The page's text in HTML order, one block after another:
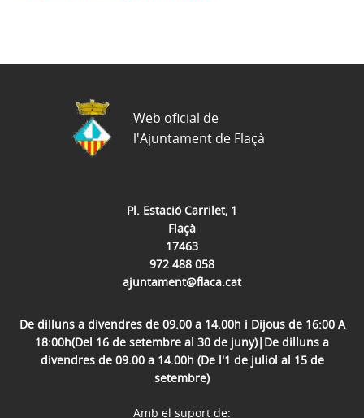
Pl. Estació Carrilet, 1
Flaçà
17463
972 488 058
ajuntament@flaca.cat
De dilluns a divendres de 09.00 a 14.00h i Dijous de 16:00 A
18:00h(Del 16 de setembre al 30 de juny)|De dilluns a
divendres de 09.00 a 14.00h (De l'1 de juliol al 15 de
setembre)
Web oficial de
l'Ajuntament de Flaçà
Amb el suport de: